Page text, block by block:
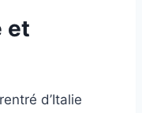
et
d’Italie